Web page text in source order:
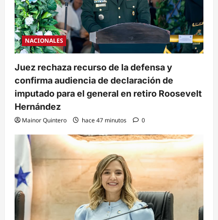
NACIONALES
Juez rechaza recurso de la defensa y
confirma audiencia de declaración de
imputado para el general en retiro Roosevelt
Hernández
Mainor Quintero hace 47 minutos 0